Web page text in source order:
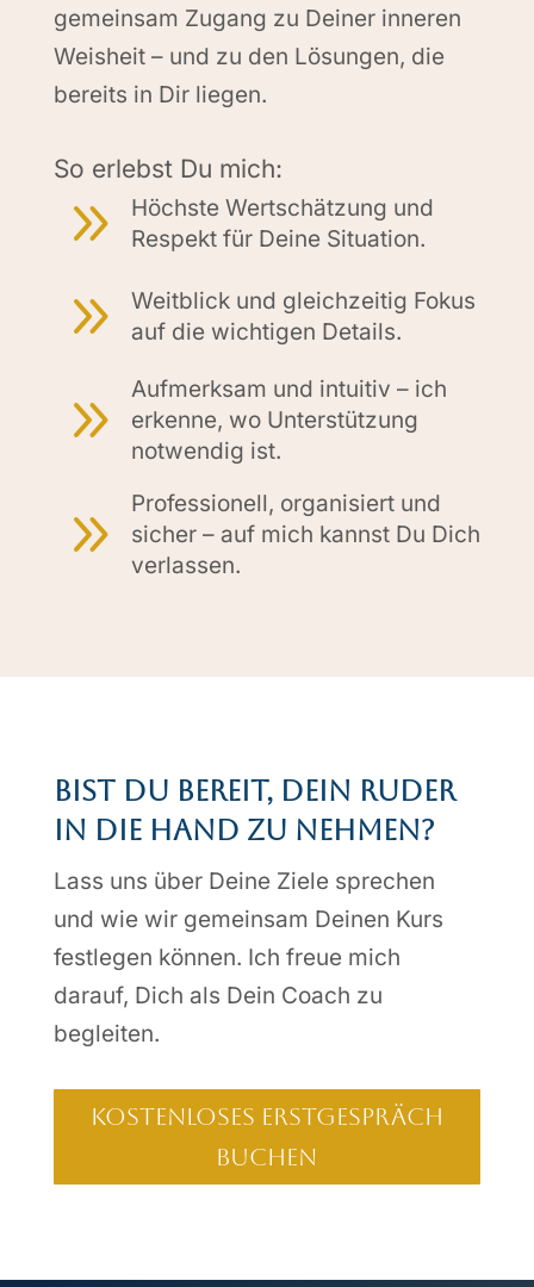
gemeinsam Zugang zu Deiner inneren
Weisheit – und zu den Lösungen, die
bereits in Dir liegen.
So erlebst Du mich:
9
Höchste Wertschätzung und
Respekt für Deine Situation.
9
Weitblick und gleichzeitig Fokus
auf die wichtigen Details.
9
Aufmerksam und intuitiv – ich
erkenne, wo Unterstützung
notwendig ist.
9
Professionell, organisiert und
sicher – auf mich kannst Du Dich
verlassen.
Bist Du bereit, Dein Ruder
in die Hand zu nehmen?
Lass uns über Deine Ziele sprechen
und wie wir gemeinsam Deinen Kurs
festlegen können. Ich freue mich
darauf, Dich als Dein Coach zu
begleiten.
Kostenloses Erstgespräch
buchen